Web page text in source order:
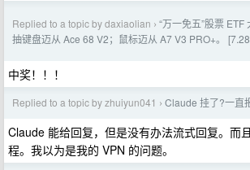
Replied to a topic by daxiaolian › “万一免五”股票 ETF
抽键盘迈从 Ace 68 V2；鼠标迈从 A7 V3 PRO+。
中奖！！！
Replied to a topic by zhuiyun041 › Claude 挂了?一直
Claude 能给回复，但是没有办法流式回复。而
程。我以为是我的 VPN 的问题。